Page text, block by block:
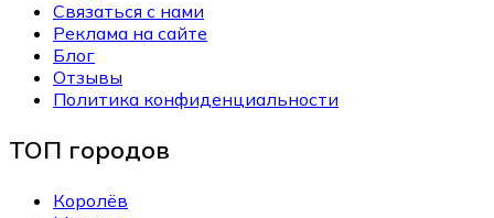
Связаться с нами
Реклама на сайте
Блог
Отзывы
Политика конфиденциальности
ТОП городов
Королёв